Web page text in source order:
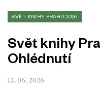
SVĚT KNIHY PRAHA 2026
Svět knihy
Ohlédnutí
12. 06. 2026